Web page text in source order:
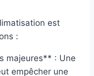
est
:
majeures** : Une
empêcher une